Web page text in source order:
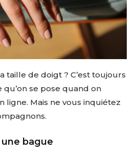
taille de doigt ? C’est toujours
se pose quand on
ligne. Mais ne vous inquiétez
bague